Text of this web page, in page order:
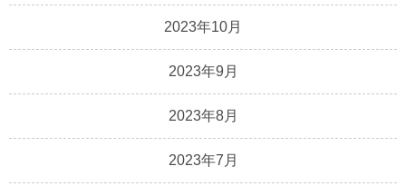
2023年10月
2023年9月
2023年8月
2023年7月